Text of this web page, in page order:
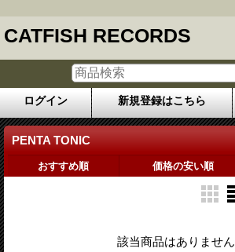
CATFISH RECORDS
ログイン 新規登録はこちら
PENTA TONIC
おすすめ順 価格の安い順
該当商品はありません